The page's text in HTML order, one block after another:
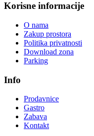
Korisne informacije
O nama
Zakup prostora
Politika privatnosti
Download zona
Parking
Info
Prodavnice
Gastro
Zabava
Kontakt